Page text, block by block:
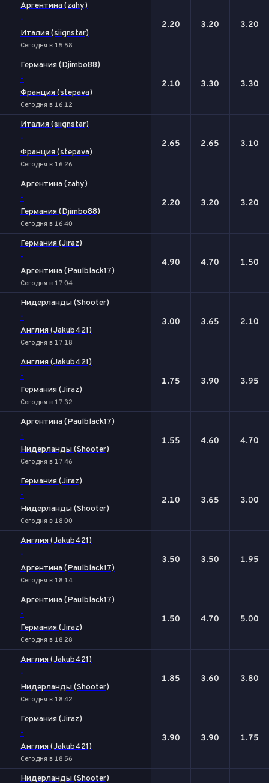
Аргентина (zahy)
-
Италия (siignstar)
Сегодня в 15:58
2.20 3.20 3.20
Германия (Djimbo88)
-
Франция (stepava)
Сегодня в 16:12
2.10 3.30 3.30
Италия (siignstar)
-
Франция (stepava)
Сегодня в 16:26
2.65 2.65 3.10
Аргентина (zahy)
-
Германия (Djimbo88)
Сегодня в 16:40
2.20 3.20 3.20
Германия (Jiraz)
-
Аргентина (Paulblack17)
Сегодня в 17:04
4.90 4.70 1.50
Нидерланды (Shooter)
-
Англия (Jakub421)
Сегодня в 17:18
3.00 3.65 2.10
Англия (Jakub421)
-
Германия (Jiraz)
Сегодня в 17:32
1.75 3.90 3.95
Аргентина (Paulblack17)
-
Нидерланды (Shooter)
Сегодня в 17:46
1.55 4.60 4.70
Германия (Jiraz)
-
Нидерланды (Shooter)
Сегодня в 18:00
2.10 3.65 3.00
Англия (Jakub421)
-
Аргентина (Paulblack17)
Сегодня в 18:14
3.50 3.50 1.95
Аргентина (Paulblack17)
-
Германия (Jiraz)
Сегодня в 18:28
1.50 4.70 5.00
Англия (Jakub421)
-
Нидерланды (Shooter)
Сегодня в 18:42
1.85 3.60 3.80
Германия (Jiraz)
-
Англия (Jakub421)
Сегодня в 18:56
3.90 3.90 1.75
Нидерланды (Shooter)